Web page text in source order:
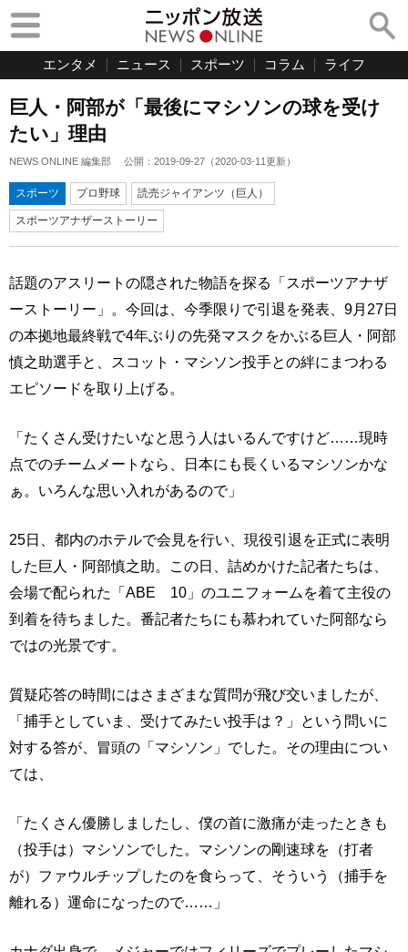
エンタメ ニュース スポーツ コラム ライフ
巨人・阿部が「最後にマシソンの球を受け
たい」理由
NEWS ONLINE 編集部 公開： 2019-09-27 （2020-03-11更新）
スポーツ プロ野球 読売ジャイアンツ（巨人）
スポーツアナザーストーリー
話題のアスリートの隠された物語を探る「スポーツアナザ
ーストーリー」。今回は、今季限りで引退を発表、9月27日
の本拠地最終戦で4年ぶりの先発マスクをかぶる巨人・阿部
慎之助選手と、スコット・マシソン投手との絆にまつわる
エピソードを取り上げる。
「たくさん受けたいなと思う人はいるんですけど……現時
点でのチームメートなら、日本にも長くいるマシソンかな
ぁ。いろんな思い入れがあるので」
25日、都内のホテルで会見を行い、現役引退を正式に表明
した巨人・阿部慎之助。この日、詰めかけた記者たちは、
会場で配られた「ABE 10」のユニフォームを着て主役の
到着を待ちました。番記者たちにも慕われていた阿部なら
ではの光景です。
質疑応答の時間にはさまざまな質問が飛び交いましたが、
「捕手としていま、受けてみたい投手は？」という問いに
対する答が、冒頭の「マシソン」でした。その理由につい
ては、
「たくさん優勝しましたし、僕の首に激痛が走ったときも
（投手は）マシソンでした。マシソンの剛速球を（打者
が）ファウルチップしたのを食らって、そういう（捕手を
離れる）運命になったので……」